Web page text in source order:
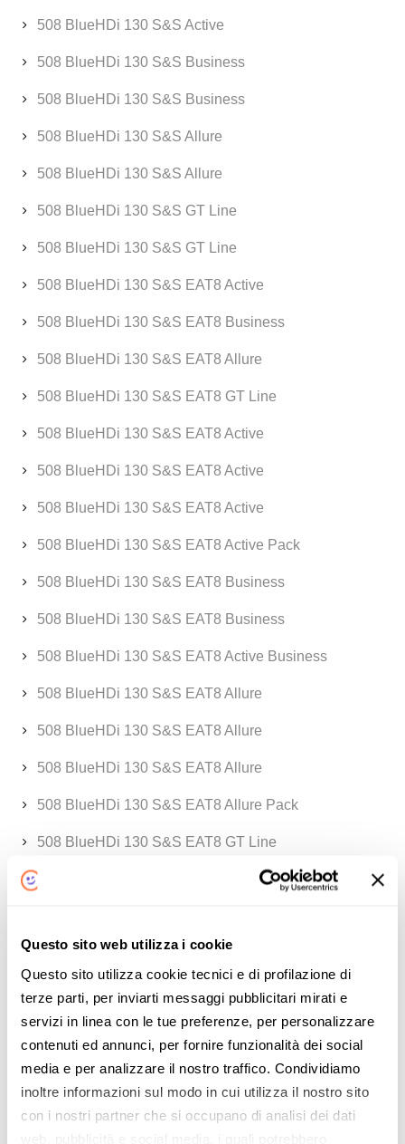
Questo sito web utilizza i cookie
Questo sito utilizza cookie tecnici e di profilazione di
terze parti, per inviarti messaggi pubblicitari mirati e
servizi in linea con le tue preferenze, per personalizzare
contenuti ed annunci, per fornire funzionalità dei social
media e per analizzare il nostro traffico. Condividiamo
inoltre informazioni sul modo in cui utilizza il nostro sito
con i nostri partner che si occupano di analisi dei dati
web, pubblicità e social media, i quali potrebbero
508 BlueHDi 130 S&S Active
508 BlueHDi 130 S&S Business
508 BlueHDi 130 S&S Business
508 BlueHDi 130 S&S Allure
508 BlueHDi 130 S&S Allure
508 BlueHDi 130 S&S GT Line
508 BlueHDi 130 S&S GT Line
508 BlueHDi 130 S&S EAT8 Active
508 BlueHDi 130 S&S EAT8 Business
508 BlueHDi 130 S&S EAT8 Allure
508 BlueHDi 130 S&S EAT8 GT Line
508 BlueHDi 130 S&S EAT8 Active
508 BlueHDi 130 S&S EAT8 Active
508 BlueHDi 130 S&S EAT8 Active
508 BlueHDi 130 S&S EAT8 Active Pack
508 BlueHDi 130 S&S EAT8 Business
508 BlueHDi 130 S&S EAT8 Business
508 BlueHDi 130 S&S EAT8 Active Business
508 BlueHDi 130 S&S EAT8 Allure
508 BlueHDi 130 S&S EAT8 Allure
508 BlueHDi 130 S&S EAT8 Allure
508 BlueHDi 130 S&S EAT8 Allure Pack
508 BlueHDi 130 S&S EAT8 GT Line
508 BlueHDi 130 S&S EAT8 GT Line
508 BlueHDi 130 S&S EAT8 GT Pack
508 BlueHDi 160 S&S EAT8 GT Line
508 BlueHDi 160 S&S EAT8 Business
508 BlueHDi 160 S&S EAT8 Allure
508 BlueHDi 160 S&S EAT8 Business
508 BlueHDi 160 S&S EAT8 Business